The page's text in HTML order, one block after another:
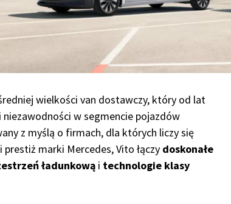
wielkości van dostawczy, który od lat
w segmencie pojazdów
z myślą o firmach, dla których liczy się
marki Mercedes, Vito łączy doskonałe
ładunkową i technologie klasy